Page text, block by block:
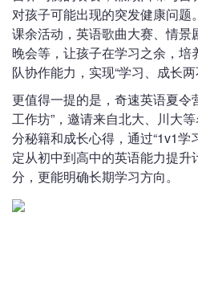
对孩子可能出现的突发健康问题
课余活动，英语歌曲大赛、情
晚会等，让孩子在学习之余，培
队协作能力，实现“学习、成长两
更值得一提的是，奇速英语夏令
工作坊”，邀请来自北大、川大
分秘籍和成长心得，通过“1v1学
定从初中到高中的英语能力提
分，更能明确长期学习方向。